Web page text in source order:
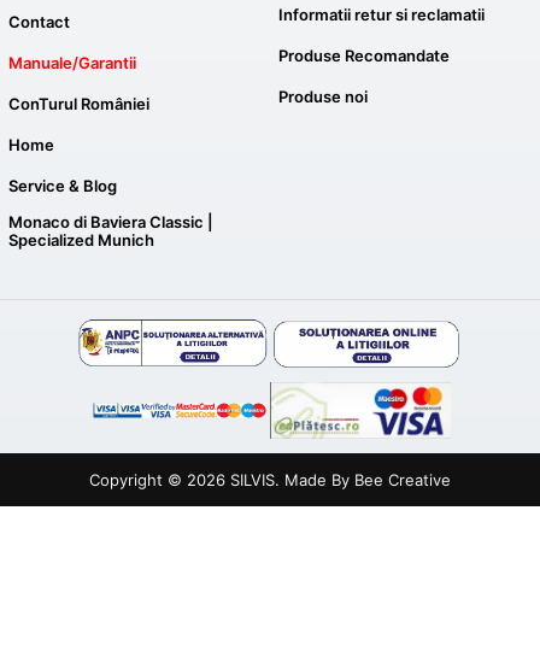
Contact
Manuale/Garantii
ConTurul României
Home
Service & Blog
Monaco di Baviera Classic |
Specialized Munich
Informatii retur si reclamatii
Produse Recomandate
Produse noi
Copyright © 2026 SILVIS. Made By Bee Creative